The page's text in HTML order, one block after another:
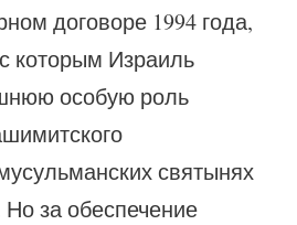
договоре 1994 года,
которым Израиль
особую роль
святынях
за обеспечение